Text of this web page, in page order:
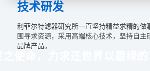
技术研发
利菲尔特滤器研究所一直坚持精益求精的做
围寻求资源，采用高端核心技术，坚持自主
品牌产品。
使命，力求还世界以碧绿